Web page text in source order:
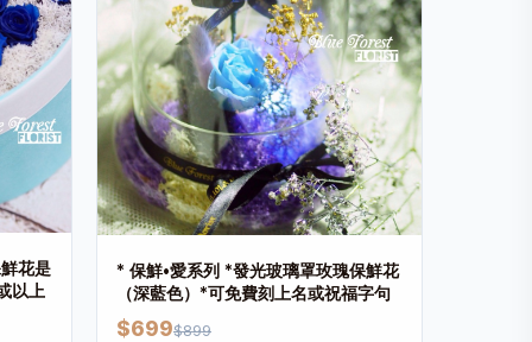
花是
以上
* 保鮮•愛系列 *發光玻璃罩玫瑰保鮮花
（深藍色）*可免費刻上名或祝福字句
$699$899